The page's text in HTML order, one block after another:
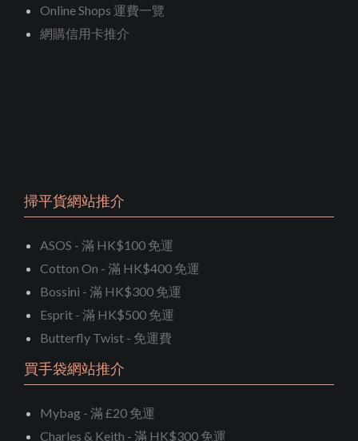
Online Shops 運費一覽
網購信用卡推介
掃平貨網站推介
ASOS - 滿 HK$100 免運
Cotton On - 滿 HK$400 免運
Bossini - 滿 HK$300 免運
Esprit - 滿 HK$500 免運
Butterfly Twist - 免運費
買手袋網站推介
Mybag - 滿 £20 免運
Charles & Keith - 滿 HK$300 免運